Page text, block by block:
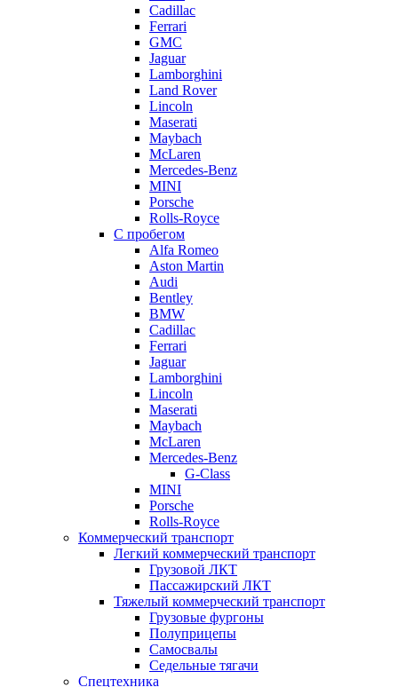
Cadillac
Ferrari
GMC
Jaguar
Lamborghini
Land Rover
Lincoln
Maserati
Maybach
McLaren
Mercedes-Benz
MINI
Porsche
Rolls-Royce
С пробегом
Alfa Romeo
Aston Martin
Audi
Bentley
BMW
Cadillac
Ferrari
Jaguar
Lamborghini
Lincoln
Maserati
Maybach
McLaren
Mercedes-Benz
G-Class
MINI
Porsche
Rolls-Royce
Коммерческий транспорт
Легкий коммерческий транспорт
Грузовой ЛКТ
Пассажирский ЛКТ
Тяжелый коммерческий транспорт
Грузовые фургоны
Полуприцепы
Самосвалы
Седельные тягачи
Спецтехника